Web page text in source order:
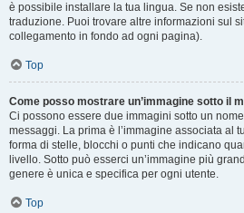
è possibile installare la tua lingua. Se non
traduzione. Puoi trovare altre informazioni sul
collegamento in fondo ad ogni pagina).
Top
Come posso mostrare un’immagine sotto il
Ci possono essere due immagini sotto un
messaggi. La prima è l’immagine associata al
forma di stelle, blocchi o punti che indicano
livello. Sotto può esserci un’immagine più
genere è unica e specifica per ogni utente.
Top